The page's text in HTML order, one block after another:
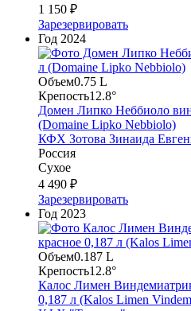
1 150 ₽
Зарезервировать
Год 2024
Объем0.75 L
Крепость12.8°
Домен Липко Неббиоло
(Domaine Lipko Nebbiolo)
КФХ Зотова Зинаида
Россия
Сухое
4 490 ₽
Зарезервировать
Год 2023
Объем0.187 L
Крепость12.8°
Калос Лимен
0,187 л (Kalos Limen